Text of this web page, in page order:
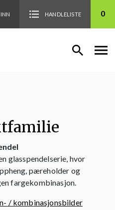
HANDLELISTE 0
glasspendelserie, hvor
pæreholder og
fargekombinasjon.
/ kombinasjonsbilder